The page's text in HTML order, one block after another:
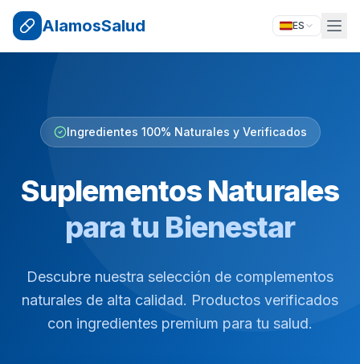
AlamosSalud ES
Ingredientes 100% Naturales y Verificados
Suplementos Naturales
para tu Bienestar
Descubre nuestra selección de complementos
naturales de alta calidad. Productos verificados
con ingredientes premium para tu salud.